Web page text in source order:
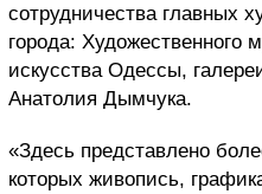
сотрудничества главных
города: Художественного
искусства Одессы,
Анатолия Дымчука.
«Здесь представлено
которых живопись,